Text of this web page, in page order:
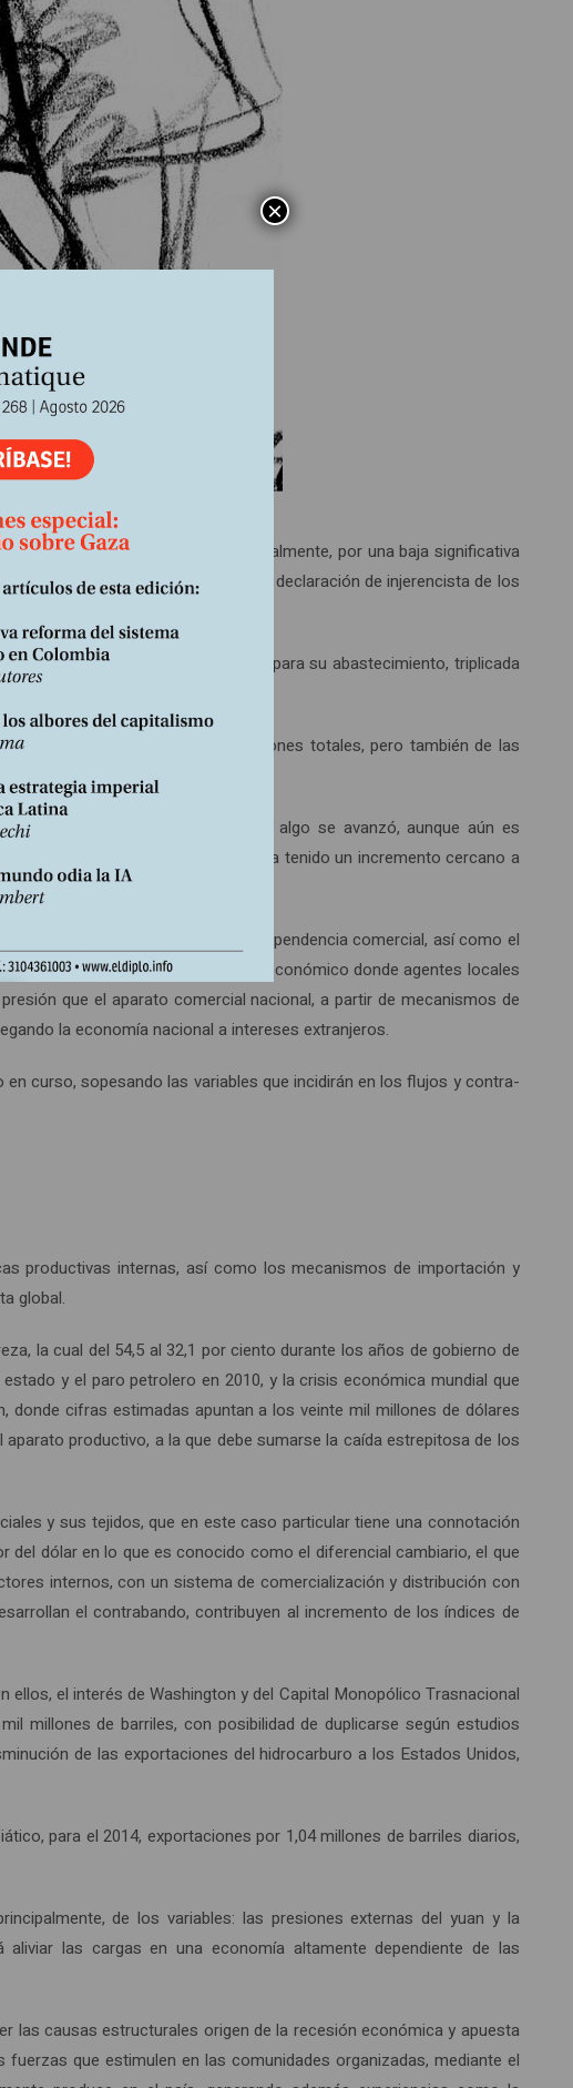
negativo propiciado, principalmente, por una baja significativa
inflacionarios, a la par de una declaración de injerencista de los
de los rubros esenciales para su abastecimiento, triplicada
23,3 por ciento de las importaciones totales, pero también de las
respecto al país del Norte, y en algo se avanzó, aunque aún es
–aunque nominalmente ha tenido un incremento cercano a
por profundizar la razón de dependencia comercial, así como el
en una especie de boicot económico donde agentes locales
que el aparato comercial nacional, a partir de mecanismos de
la economía nacional a intereses extranjeros.
curso, sopesando las variables que incidirán en los flujos y contra-
productivas internas, así como los mecanismos de importación y
global.
la cual del 54,5 al 32,1 por ciento durante los años de gobierno de
y el paro petrolero en 2010, y la crisis económica mundial que
cifras estimadas apuntan a los veinte mil millones de dólares
productivo, a la que debe sumarse la caída estrepitosa de los
y sus tejidos, que en este caso particular tiene una connotación
dólar en lo que es conocido como el diferencial cambiario, el que
internos, con un sistema de comercialización y distribución con
el contrabando, contribuyen al incremento de los índices de
el interés de Washington y del Capital Monopólico Trasnacional
millones de barriles, con posibilidad de duplicarse según estudios
de las exportaciones del hidrocarburo a los Estados Unidos,
para el 2014, exportaciones por 1,04 millones de barriles diarios,
de los variables: las presiones externas del yuan y la
las cargas en una economía altamente dependiente de las
las causas estructurales origen de la recesión económica y apuesta
que estimulen en las comunidades organizadas, mediante el
×